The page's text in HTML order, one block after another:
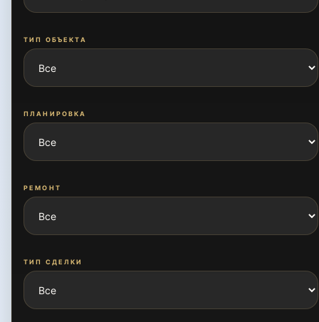
Дархан
ТИП ОБЪЕКТА
ПЛАНИРОВКА
РЕМОНТ
ТИП СДЕЛКИ